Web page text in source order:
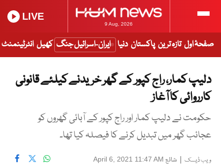
9 Aug, 2026
LIVE
صفحۂ اول تازہ ترین پاکستان دنیا ایران-اسرائیل جنگ کھیل انٹرٹینمنٹ
دلیپ کمار، راج کپور کے گھر خریدنے کیلئے قانونی
کارروائی کا آغاز
حکومت نے دلیپ کمار اور راج کپور کے آبائی گھروں کو
عجائب گھر میں تبدیل کرنے کا فیصلہ کیا تھا۔
ویب ڈیسک | شائع April 6, 2021 11:47 AM